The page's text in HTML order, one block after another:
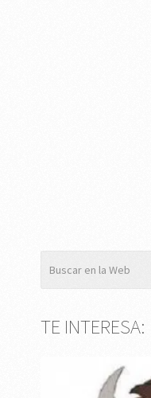
TE INTERESA: